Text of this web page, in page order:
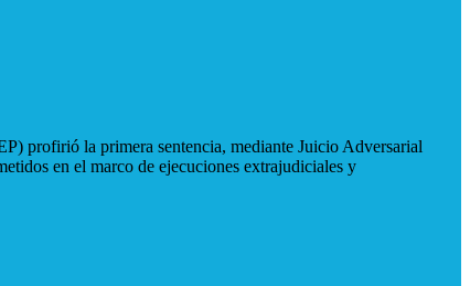
profirió la primera sentencia, mediante Juicio Adversarial
en el marco de ejecuciones extrajudiciales y